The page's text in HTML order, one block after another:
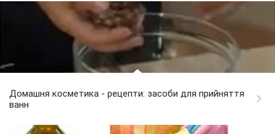
Домашня косметика - рецепти: засоби для прийняття
ванн